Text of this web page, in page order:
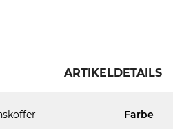
ARTIKELDETAILS
Farbe